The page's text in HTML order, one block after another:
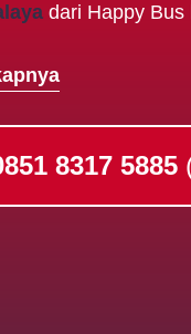
dari Happy Bus
8317 5885